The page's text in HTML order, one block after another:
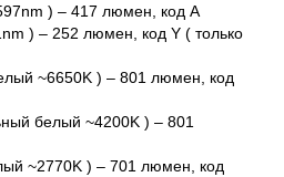
) – 417 люмен, код A
) – 252 люмен, код Y ( только
~6650K ) – 801 люмен, код
белый ~4200K ) – 801
~2770K ) – 701 люмен, код